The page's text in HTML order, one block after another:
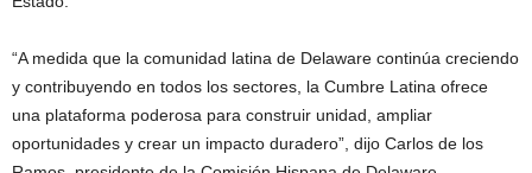
“A medida que la comunidad latina de Delaware continúa creciendo
y contribuyendo en todos los sectores, la Cumbre Latina ofrece
una plataforma poderosa para construir unidad, ampliar
oportunidades y crear un impacto duradero”, dijo Carlos de los